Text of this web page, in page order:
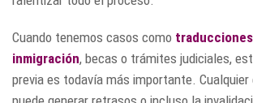
Cuando tenemos casos como
inmigración, becas o trámites judiciales,
previa es todavía más importante. Cualquier